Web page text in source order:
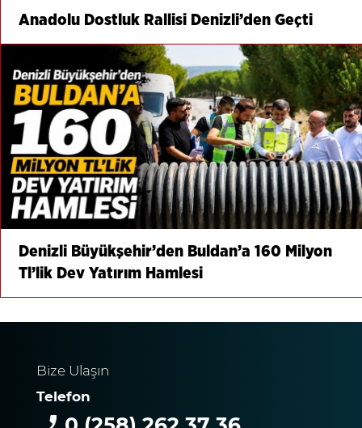
Anadolu Dostluk Rallisi Denizli’den Geçti
Denizli Büyükşehir’den Buldan’a 160 Milyon
Tl’lik Dev Yatırım Hamlesi
Bize Ulaşın
Telefon